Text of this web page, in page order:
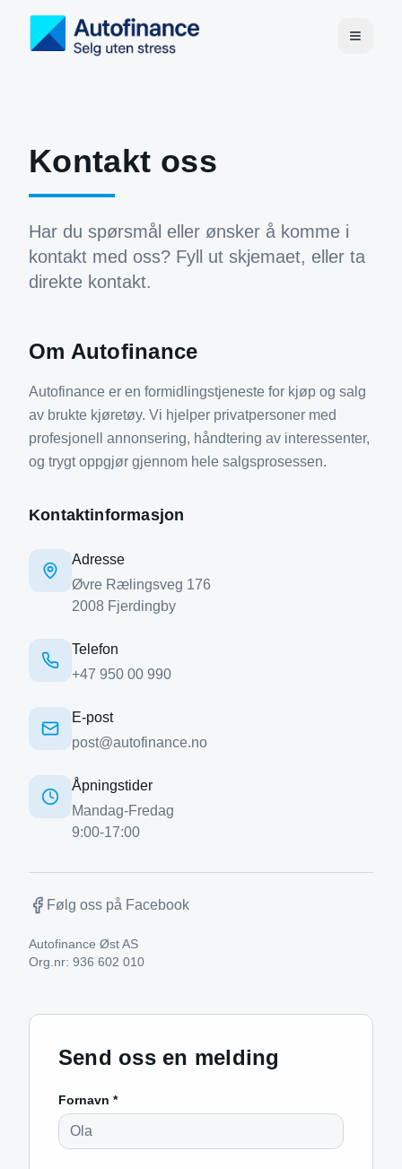
Kontakt oss
Har du spørsmål eller ønsker å komme i
kontakt med oss? Fyll ut skjemaet, eller ta
direkte kontakt.
Om Autofinance
Autofinance er en formidlingstjeneste for kjøp og salg
av brukte kjøretøy. Vi hjelper privatpersoner med
profesjonell annonsering, håndtering av interessenter,
og trygt oppgjør gjennom hele salgsprosessen.
Kontaktinformasjon
Adresse
Øvre Rælingsveg 176
2008 Fjerdingby
Telefon
+47 950 00 990
E-post
post@autofinance.no
Åpningstider
Mandag-Fredag
9:00-17:00
Følg oss på Facebook
Autofinance Øst AS
Org.nr: 936 602 010
Send oss en melding
Fornavn *